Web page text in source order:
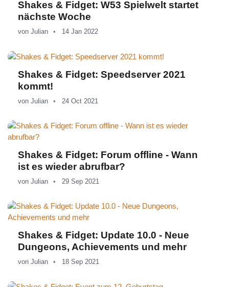
Shakes & Fidget: W53 Spielwelt startet
nächste Woche
von Julian 14 Jan 2022
Shakes & Fidget: Speedserver 2021
kommt!
von Julian 24 Oct 2021
Shakes & Fidget: Forum offline - Wann
ist es wieder abrufbar?
von Julian 29 Sep 2021
Shakes & Fidget: Update 10.0 - Neue
Dungeons, Achievements und mehr
von Julian 18 Sep 2021